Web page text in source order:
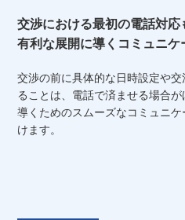
交渉における最初の電話対応
有利な展開に導くコミュニケ
交渉の前に具体的な日時設定や
ることは、電話で済ませる場合
導くためのスムーズなコミュニ
けます。